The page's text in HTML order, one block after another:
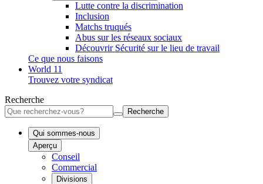
Lutte contre la discrimination
Inclusion
Matchs truqués
Abus sur les réseaux sociaux
Découvrir Sécurité sur le lieu de travail
Ce que nous faisons
World 11
Trouvez votre syndicat
Recherche
Recherche
Qui sommes-nous
Aperçu
Conseil
Commercial
Divisions